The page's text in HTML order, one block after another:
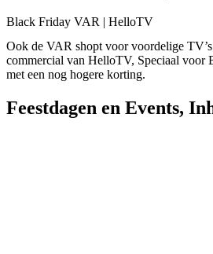
Black Friday VAR | HelloTV
Ook de VAR shopt voor voordelige
commercial van HelloTV, Speciaal voor
met een nog hogere korting.
Feestdagen en Events,